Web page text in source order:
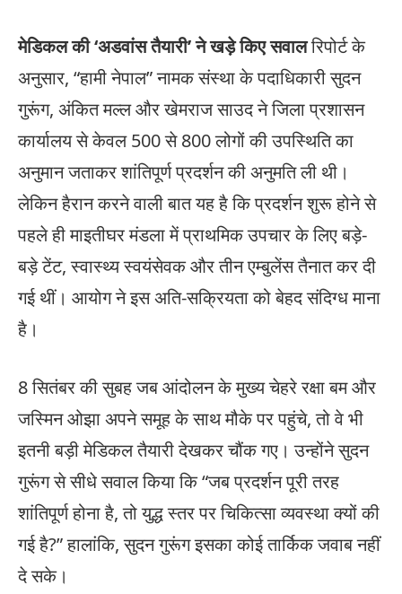
मेडिकल की ‘अडवांस तैयारी’ ने खड़े किए सवालरिपोर्ट के
अनुसार, “हामी नेपाल” नामक संस्था के पदाधिकारी सुदन
गुरूंग, अंकित मल्ल और खेमराज साउद ने जिला प्रशासन
कार्यालय से केवल 500 से 800 लोगों की उपस्थिति का
अनुमान जताकर शांतिपूर्ण प्रदर्शन की अनुमति ली थी।
लेकिन हैरान करने वाली बात यह है कि प्रदर्शन शुरू होने से
पहले ही माइतीघर मंडला में प्राथमिक उपचार के लिए बड़े-
बड़े टेंट, स्वास्थ्य स्वयंसेवक और तीन एम्बुलेंस तैनात कर दी
गई थीं। आयोग ने इस अति-सक्रियता को बेहद संदिग्ध माना
है।
8 सितंबर की सुबह जब आंदोलन के मुख्य चेहरे रक्षा बम और
जस्मिन ओझा अपने समूह के साथ मौके पर पहुंचे, तो वे भी
इतनी बड़ी मेडिकल तैयारी देखकर चौंक गए। उन्होंने सुदन
गुरूंग से सीधे सवाल किया कि “जब प्रदर्शन पूरी तरह
शांतिपूर्ण होना है, तो युद्ध स्तर पर चिकित्सा व्यवस्था क्यों की
गई है?” हालांकि, सुदन गुरूंग इसका कोई तार्किक जवाब नहीं
दे सके।